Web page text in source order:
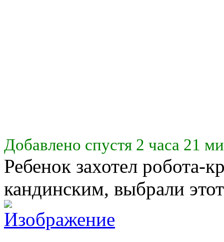
Добавлено спустя 2 часа 21
Ребенок захотел робота-
кандинским, выбрали